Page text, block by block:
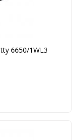
6650/1WL3